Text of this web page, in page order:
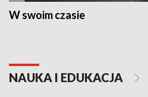
W swoim czasie
NAUKA I EDUKACJA